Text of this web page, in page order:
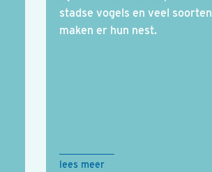
stadse vogels en veel soorten
maken er hun nest.
lees meer